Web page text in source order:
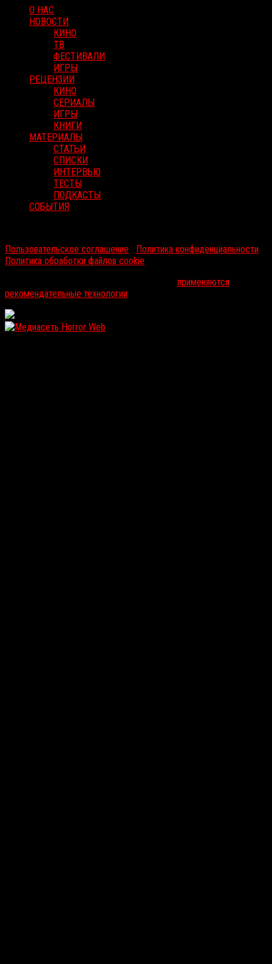
О НАС
НОВОСТИ
КИНО
ТВ
ФЕСТИВАЛИ
ИГРЫ
РЕЦЕНЗИИ
КИНО
СЕРИАЛЫ
ИГРЫ
КНИГИ
МАТЕРИАЛЫ
СТАТЬИ
СПИСКИ
ИНТЕРВЬЮ
ТЕСТЫ
ПОДКАСТЫ
СОБЫТИЯ
Пользовательское соглашение
Политика конфиденциальности
Политика обработки файлов cookie
применяются
рекомендательные технологии